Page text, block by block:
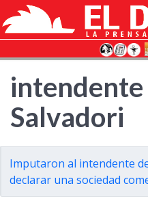
intendente
Salvadori
Imputaron al intendente
declarar una sociedad